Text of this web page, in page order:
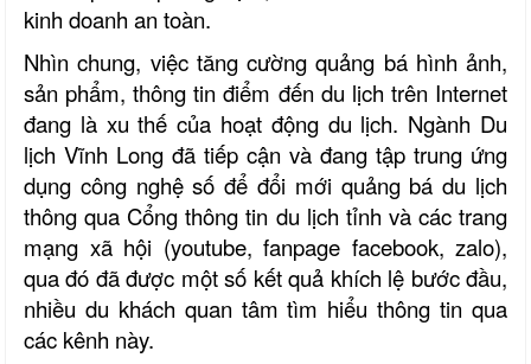
kinh doanh an toàn.
Nhìn chung, việc tăng cường quảng bá hình ảnh,
sản phẩm, thông tin điểm đến du lịch trên Internet
đang là xu thế của hoạt động du lịch. Ngành Du
lịch Vĩnh Long đã tiếp cận và đang tập trung ứng
dụng công nghệ số để đổi mới quảng bá du lịch
thông qua Cổng thông tin du lịch tỉnh và các trang
mạng xã hội (youtube, fanpage facebook, zalo),
qua đó đã được một số kết quả khích lệ bước đầu,
nhiều du khách quan tâm tìm hiểu thông tin qua
các kênh này.